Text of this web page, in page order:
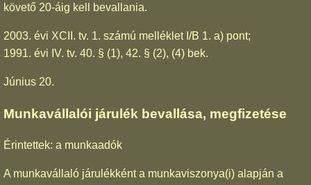
követő 20-áig kell bevallania.
2003. évi XCII. tv. 1. számú melléklet I/B 1. a) pont;
1991. évi IV. tv. 40. § (1), 42. § (2), (4) bek.
Június 20.
Munkavállalói járulék bevallása, megfizetése
Érintettek: a munkaadók
A munkavállaló járulékként a munkaviszonya(i) alapján a